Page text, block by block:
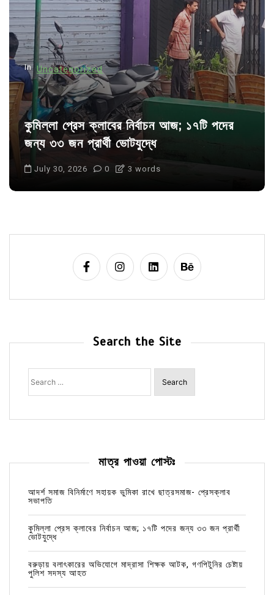
i
o
n
In Uncategorized
কুমিল্লা প্রেস ক্লাবের নির্বাচন আজ; ১৭টি পদের
জন্য ৩৩ জন প্রার্থী ভোটযুদ্ধে
July 30, 2026 0 3 words
Search the Site
Search
for:
মাত্র পাওয়া পোস্টঃ
আদর্শ সমাজ বিনির্মাণে সহায়ক ভুমিকা রাখে ছাত্রসমাজ- প্রেসক্লাব
সভাপতি
কুমিল্লা প্রেস ক্লাবের নির্বাচন আজ; ১৭টি পদের জন্য ৩৩ জন প্রার্থী
ভোটযুদ্ধে
বরুড়ায় বলাৎকারের অভিযোগে মাদ্রাসা শিক্ষক আটক, গণপিটুনির চেষ্টায়
পুলিশ সদস্য আহত